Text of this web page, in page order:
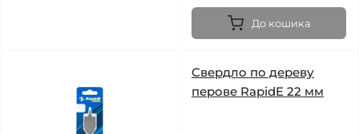
До кошика
Свердло по дереву
перове RapidE 22 мм